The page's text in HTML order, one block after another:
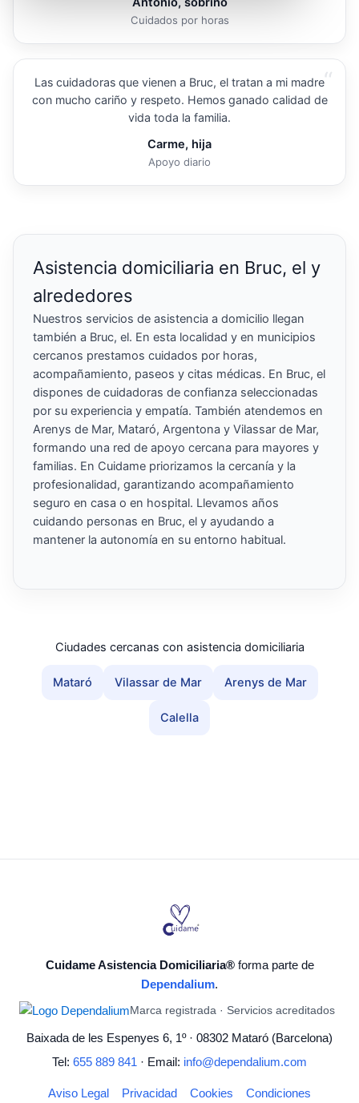
Cuidados por horas
“
Las cuidadoras que vienen a Bruc, el tratan a mi madre
con mucho cariño y respeto. Hemos ganado calidad de
vida toda la familia.
Carme, hija
Apoyo diario
Asistencia domiciliaria en Bruc, el y
alrededores
Nuestros servicios de asistencia a domicilio llegan
también a Bruc, el. En esta localidad y en municipios
cercanos prestamos cuidados por horas,
acompañamiento, paseos y citas médicas. En Bruc, el
dispones de cuidadoras de confianza seleccionadas
por su experiencia y empatía. También atendemos en
Arenys de Mar, Mataró, Argentona y Vilassar de Mar,
formando una red de apoyo cercana para mayores y
familias. En Cuidame priorizamos la cercanía y la
profesionalidad, garantizando acompañamiento
seguro en casa o en hospital. Llevamos años
cuidando personas en Bruc, el y ayudando a
mantener la autonomía en su entorno habitual.
Ciudades cercanas con asistencia domiciliaria
Mataró Vilassar de Mar Arenys de Mar
Calella
Cuidame Asistencia Domiciliaria®forma parte de
Dependalium.
Marca registrada · Servicios acreditados
Baixada de les Espenyes 6, 1º · 08302 Mataró (Barcelona)
Tel: 655 889 841 · Email: info@dependalium.com
Aviso Legal Privacidad Cookies Condiciones